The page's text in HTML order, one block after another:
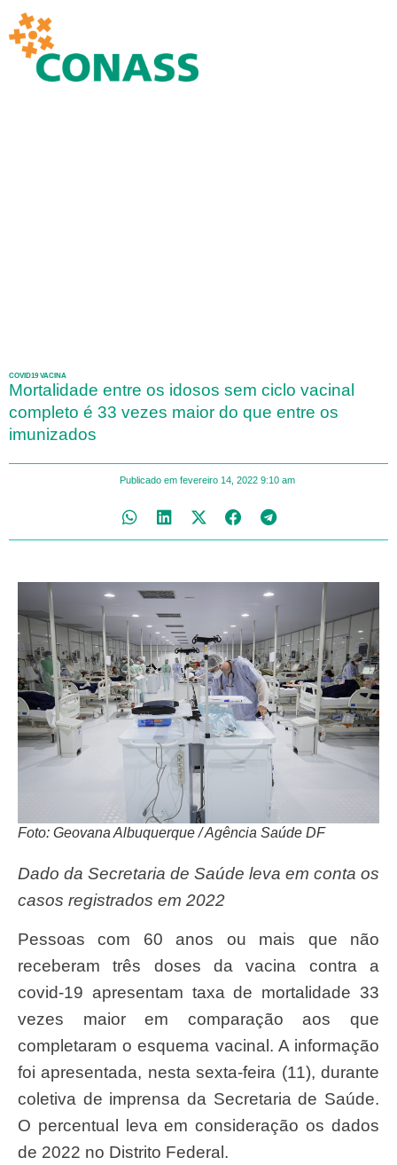
COVID19 VACINA
Mortalidade entre os idosos sem ciclo vacinal
completo é 33 vezes maior do que entre os
imunizados
Publicado em fevereiro 14, 2022 9:10 am
Foto: Geovana Albuquerque / Agência Saúde DF
Dado da Secretaria de Saúde leva em conta os
casos registrados em 2022
Pessoas com 60 anos ou mais que não
receberam três doses da vacina contra a
covid-19 apresentam taxa de mortalidade 33
vezes maior em comparação aos que
completaram o esquema vacinal. A informação
foi apresentada, nesta sexta-feira (11), durante
coletiva de imprensa da Secretaria de Saúde.
O percentual leva em consideração os dados
de 2022 no Distrito Federal.